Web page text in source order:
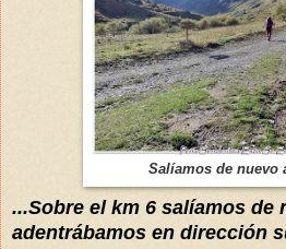
Salíamos de nuevo
...Sobre el km 6 salíamos de
adentrábamos en dirección